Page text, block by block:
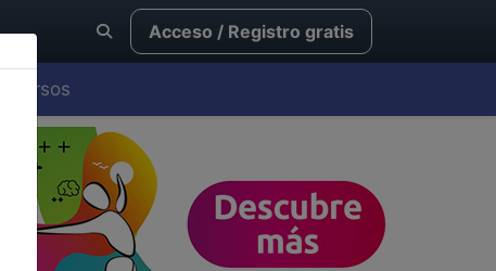
Acceso / Registro gratis
Cursos